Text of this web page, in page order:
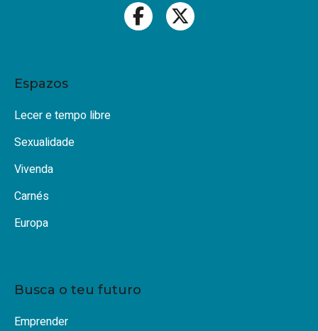
Espazos
Lecer e tempo libre
Sexualidade
Vivenda
Carnés
Europa
Busca o teu futuro
Emprender